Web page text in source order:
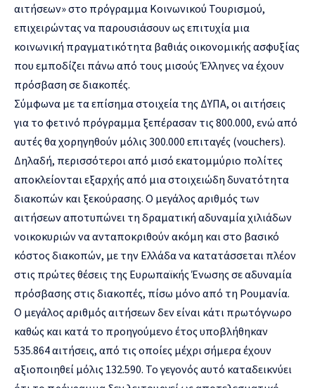
αιτήσεων» στο πρόγραμμα Κοινωνικού Τουρισμού,
επιχειρώντας να παρουσιάσουν ως επιτυχία μια
κοινωνική πραγματικότητα βαθιάς οικονομικής ασφυξίας
που εμποδίζει πάνω από τους μισούς Έλληνες να έχουν
πρόσβαση σε διακοπές.
Σύμφωνα με τα επίσημα στοιχεία της ΔΥΠΑ, οι αιτήσεις
για το φετινό πρόγραμμα ξεπέρασαν τις 800.000, ενώ από
αυτές θα χορηγηθούν μόλις 300.000 επιταγές (vouchers).
Δηλαδή, περισσότεροι από μισό εκατομμύριο πολίτες
αποκλείονται εξαρχής από μια στοιχειώδη δυνατότητα
διακοπών και ξεκούρασης. Ο μεγάλος αριθμός των
αιτήσεων αποτυπώνει τη δραματική αδυναμία χιλιάδων
νοικοκυριών να ανταποκριθούν ακόμη και στο βασικό
κόστος διακοπών, με την Ελλάδα να κατατάσσεται πλέον
στις πρώτες θέσεις της Ευρωπαϊκής Ένωσης σε αδυναμία
πρόσβασης στις διακοπές, πίσω μόνο από τη Ρουμανία.
O μεγάλος αριθμός αιτήσεων δεν είναι κάτι πρωτόγνωρο
καθώς και κατά το προηγούμενο έτος υποβλήθηκαν
535.864 αιτήσεις, από τις οποίες μέχρι σήμερα έχουν
αξιοποιηθεί μόλις 132.590. Το γεγονός αυτό καταδεικνύει